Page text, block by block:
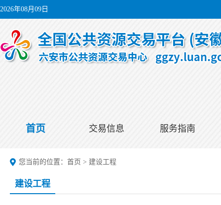
2026年08月09日
首页 交易信息 服务指南
您当前的位置： 首页 > 建设工程
建设工程